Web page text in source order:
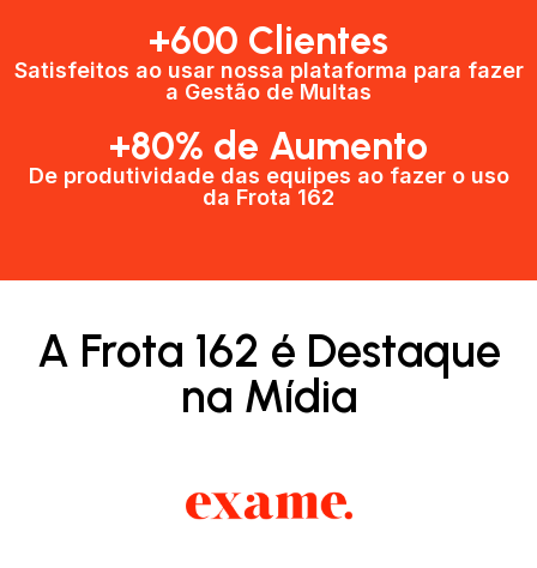
+600 Clientes​
Satisfeitos ao usar nossa plataforma para fazer
a Gestão de Multas​
+80% de Aumento
De produtividade das equipes ao fazer o uso
da Frota 162​
A Frota 162 é Destaque
na Mídia